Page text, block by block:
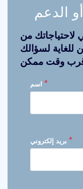
الدعم
لاحتياجاتك من
لسؤالك
*
*